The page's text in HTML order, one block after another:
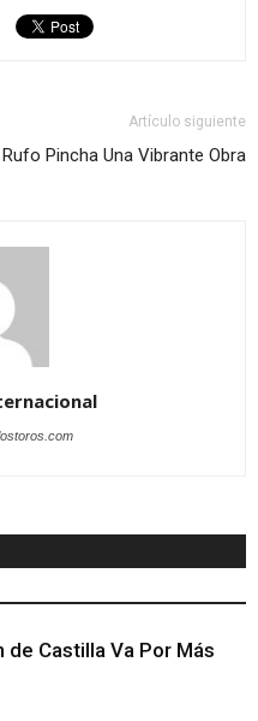
Artículo siguiente
Rufo Pincha Una Vibrante Obra
de Castilla Va Por Más